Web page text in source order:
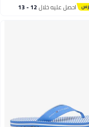
احصل عليه خلال 12 - 13